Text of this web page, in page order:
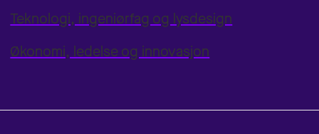
Teknologi, ingeniørfag og lysdesign
Økonomi, ledelse og innovasjon